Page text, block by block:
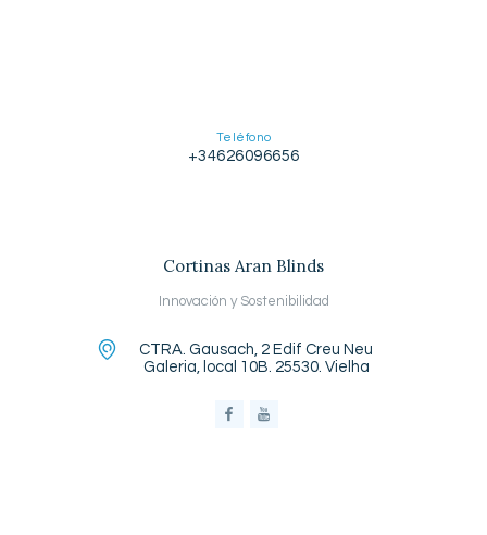
Teléfono
+34626096656
Cortinas Aran Blinds
Innovación y Sostenibilidad
CTRA. Gausach, 2 Edif Creu Neu
Galeria, local 10B. 25530. Vielha